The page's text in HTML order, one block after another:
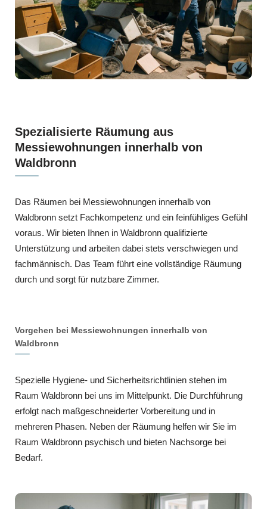
Spezialisierte Räumung aus
Messiewohnungen innerhalb von
Waldbronn
Das Räumen bei Messiewohnungen innerhalb von
Waldbronn setzt Fachkompetenz und ein feinfühliges Gefühl
voraus. Wir bieten Ihnen in Waldbronn qualifizierte
Unterstützung und arbeiten dabei stets verschwiegen und
fachmännisch. Das Team führt eine vollständige Räumung
durch und sorgt für nutzbare Zimmer.
Vorgehen bei Messiewohnungen innerhalb von
Waldbronn
Spezielle Hygiene- und Sicherheitsrichtlinien stehen im
Raum Waldbronn bei uns im Mittelpunkt. Die Durchführung
erfolgt nach maßgeschneiderter Vorbereitung und in
mehreren Phasen. Neben der Räumung helfen wir Sie im
Raum Waldbronn psychisch und bieten Nachsorge bei
Bedarf.